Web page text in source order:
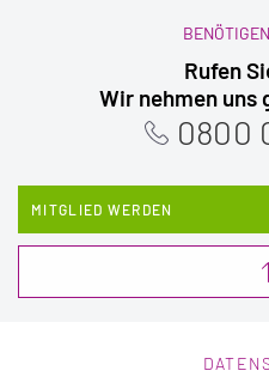
Rufen
Wir nehmen uns
0800
MITGLIED WERDEN